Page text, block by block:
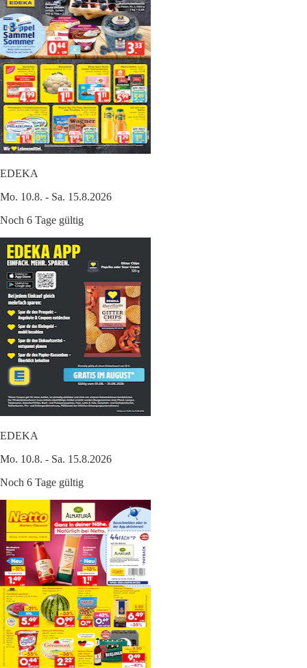
EDEKA
Mo. 10.8. - Sa. 15.8.2026
Noch 6 Tage gültig
EDEKA
Mo. 10.8. - Sa. 15.8.2026
Noch 6 Tage gültig